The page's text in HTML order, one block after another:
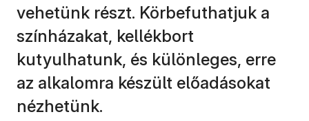
vehetünk részt. Körbefuthatjuk a
színházakat, kellékbort
kutyulhatunk, és különleges, erre
az alkalomra készült előadásokat
nézhetünk.